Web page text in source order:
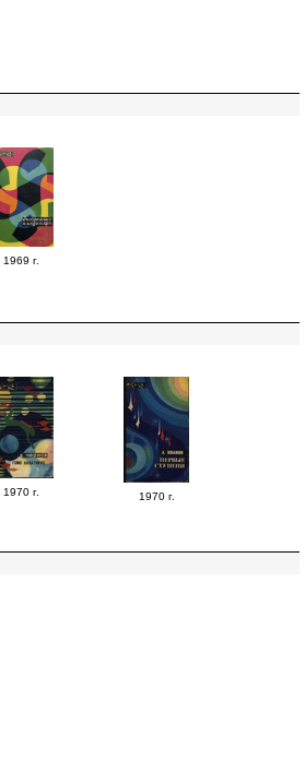
1969 г.
1970 г. 1970 г.